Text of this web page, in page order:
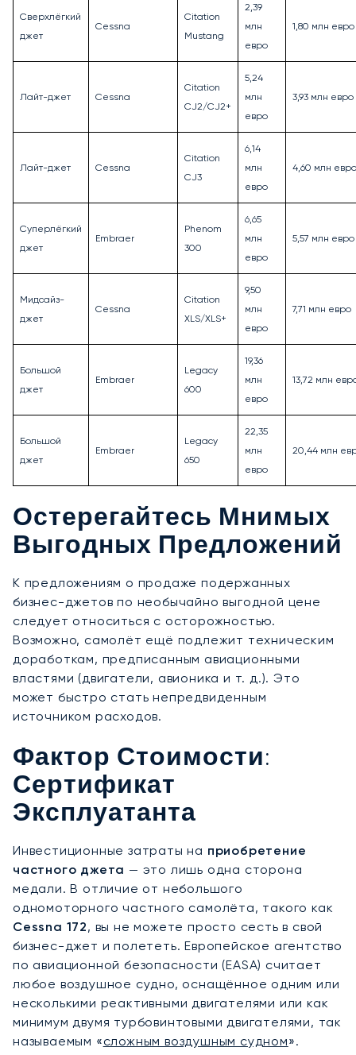
Сверхлёгкий
джет
Cessna
Citation
Mustang
2,39
млн
евро
1,80 млн евро
Лайт-джет Cessna
Citation
CJ2/CJ2+
5,24
млн
евро
3,93 млн евро
Лайт-джет Cessna
Citation
CJ3
6,14
млн
евро
4,60 млн евро
Суперлёгкий
джет
Embraer
Phenom
300
6,65
млн
евро
5,57 млн евро
Мидсайз-
джет
Cessna
Citation
XLS/XLS+
9,50
млн
евро
7,71 млн евро
Большой
джет
Embraer
Legacy
600
19,36
млн
евро
13,72 млн
Большой
джет
Embraer
Legacy
650
22,35
млн
евро
20,44 млн
Остерегайтесь Мнимых
Выгодных Предложений
К предложениям о продаже подержанных
бизнес-джетов по необычайно выгодной цене
следует относиться с осторожностью.
Возможно, самолёт ещё подлежит техническим
доработкам, предписанным авиационными
властями (двигатели, авионика и т. д.). Это
может быстро стать непредвиденным
источником расходов.
Фактор Стоимости:
Сертификат
Эксплуатанта
Инвестиционные затраты на приобретение
частного джета — это лишь одна сторона
медали. В отличие от небольшого
одномоторного частного самолёта, такого как
Cessna 172, вы не можете просто сесть в свой
бизнес-джет и полететь. Европейское агентство
по авиационной безопасности (EASA) считает
любое воздушное судно, оснащённое одним или
несколькими реактивными двигателями или как
минимум двумя турбовинтовыми двигателями, так
называемым «сложным воздушным судном».